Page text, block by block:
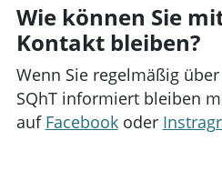
Wie können Sie
Kontakt bleiben?
Wenn Sie regelmäßig
SQhT informiert bleiben
auf Facebookoder